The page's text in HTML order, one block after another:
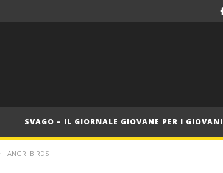
SVAGO – IL GIORNALE GIOVANE PER I GIOVANI
ANGRI BIRDS